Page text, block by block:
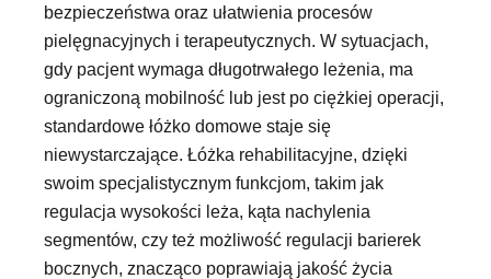
bezpieczeństwa oraz ułatwienia procesów
pielęgnacyjnych i terapeutycznych. W sytuacjach,
gdy pacjent wymaga długotrwałego leżenia, ma
ograniczoną mobilność lub jest po ciężkiej operacji,
standardowe łóżko domowe staje się
niewystarczające. Łóżka rehabilitacyjne, dzięki
swoim specjalistycznym funkcjom, takim jak
regulacja wysokości leża, kąta nachylenia
segmentów, czy też możliwość regulacji barierek
bocznych, znacząco poprawiają jakość życia